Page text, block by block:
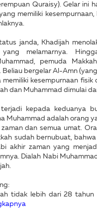
Quraisy). Gelar ini
memiliki kesempurnaan,
janda, Khadijah
melamarnya.
pemuda
Beliau bergelar Al-Amn
memiliki kesempurnaan fisik
dan Muhammad dimulai
kepada keduanya
Muhammad adalah orang
dan semua umat.
sudah bernubuat,
akhir zaman yang
Dialah Nabi
tidak lebih dari 28 tahun